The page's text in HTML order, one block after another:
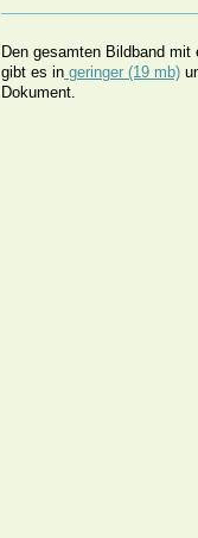
Den gesamten Bildband mit
gibt es in geringer (19 mb)
Dokument.